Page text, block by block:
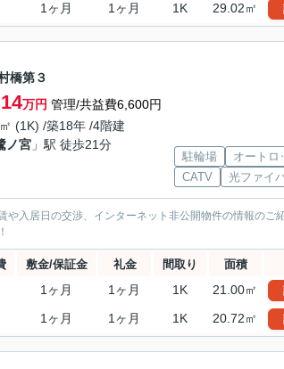
1ヶ月 1ヶ月 1K 29.02㎡
橋第３
万円 管理/共益費6,600円
(1K) /築18年 /4階建
ノ宮 」駅 徒歩21分
駐輪場 オートロ
CATV
光ファイ
入居日の交渉、インターネット非公開物件の情報のご
敷金/保証金 礼金 間取り 面積
1ヶ月 1ヶ月 1K 21.00㎡
1ヶ月 1ヶ月 1K 20.72㎡